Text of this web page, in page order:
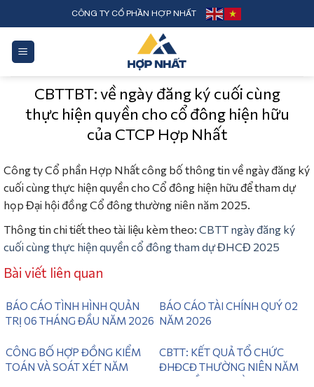
to
content
CÔNG TY CỔ PHẦN HỢP NHẤT
CBTTBT: về ngày đăng ký cuối cùng
thực hiện quyền cho cổ đông hiện hữu
của CTCP Hợp Nhất
Công ty Cổ phần Hợp Nhất công bố thông tin về ngày đăng ký
cuối cùng thực hiện quyền cho Cổ đông hiện hữu để tham dự
họp Đại hội đồng Cổ đông thường niên năm 2025.
Thông tin chi tiết theo tài liệu kèm theo: CBTT ngày đăng ký
cuối cùng thực hiện quyền cổ đông tham dự ĐHCĐ 2025
Bài viết liên quan
BÁO CÁO TÌNH HÌNH QUẢN
TRỊ 06 THÁNG ĐẦU NĂM 2026
BÁO CÁO TÀI CHÍNH QUÝ 02
NĂM 2026
CÔNG BỐ HỢP ĐỒNG KIỂM
TOÁN VÀ SOÁT XÉT NĂM
CBTT: KẾT QUẢ TỔ CHỨC
ĐHĐCĐ THƯỜNG NIÊN NĂM